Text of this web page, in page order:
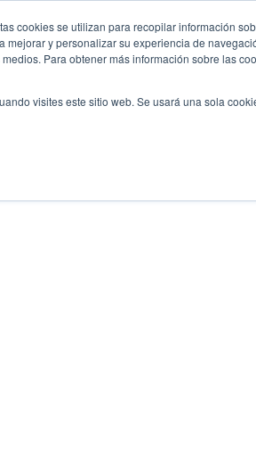
cookies se utilizan para recopilar información
y personalizar su experiencia de
Para obtener más información sobre las
visites este sitio web. Se usará una sola
Noticias